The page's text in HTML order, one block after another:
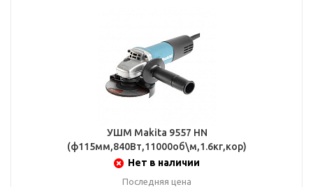
УШМ Makita 9557 НN
(ф115мм,840Вт,11000об\м,1.6кг,кор)
Нет в наличии
Последняя цена